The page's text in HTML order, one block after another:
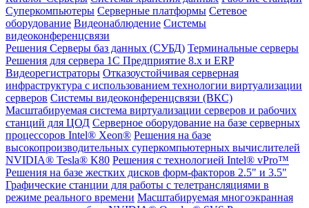
Суперкомпьютеры Серверные платформы Сетевое
оборудование Видеонаблюдение Системы
видеоконференцсвязи
Решения Серверы баз данных (СУБД) Терминальные серверы
Решения для сервера 1С Предприятие 8.x и ERP
Видеорегистраторы Отказоустойчивая серверная
инфраструктура с использованием технологии виртуализации
серверов Системы видеоконференцсвязи (ВКС)
Масштабируемая система виртуализации серверов и рабочих
станций для ЦОД Серверное оборудование на базе серверных
процессоров Intel® Xeon® Решения на базе
высокопроизводительных суперкомпьютерных вычислителей
NVIDIA® Tesla® K80 Решения с технологией Intel® vPro™
Решения на базе жестких дисков форм-факторов 2.5" и 3.5"
Графические станции для работы с телетрансляциями в
режиме реального времени Масштабируемая многоэкранная